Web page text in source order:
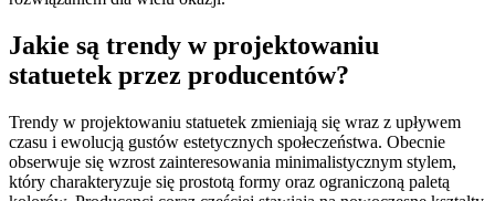
Jakie są trendy w projektowaniu
statuetek przez producentów?
Trendy w projektowaniu statuetek zmieniają się wraz z upływem
czasu i ewolucją gustów estetycznych społeczeństwa. Obecnie
obserwuje się wzrost zainteresowania minimalistycznym stylem,
który charakteryzuje się prostotą formy oraz ograniczoną paletą